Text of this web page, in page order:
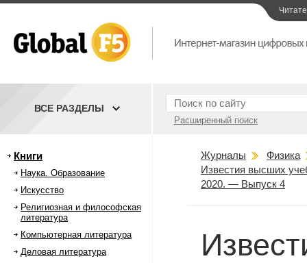
Расширенный поиск
ВСЕ РАЗДЕЛЫ
Книги
Наука. Образование
Искусство
Религиозная и философская
литература
Компьютерная литература
Деловая литература
Журналы
Физика
Известия высших
2020. — Выпуск 4